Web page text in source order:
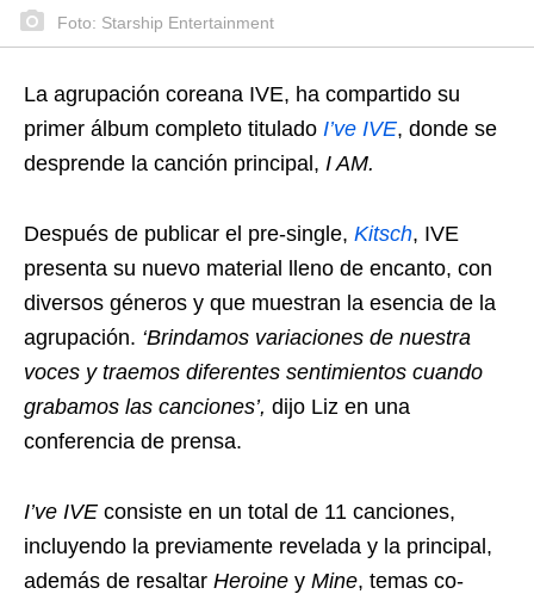
Foto: Starship Entertainment
La agrupación coreana IVE, ha compartido su
primer álbum completo titulado I’ve IVE, donde se
desprende la canción principal, I AM.
Después de publicar el pre-single, Kitsch, IVE
presenta su nuevo material lleno de encanto, con
diversos géneros y que muestran la esencia de la
agrupación. ‘Brindamos variaciones de nuestra
voces y traemos diferentes sentimientos cuando
grabamos las canciones’, dijo Liz en una
conferencia de prensa.
I’ve IVE consiste en un total de 11 canciones,
incluyendo la previamente revelada y la principal,
además de resaltar Heroine y Mine, temas co-